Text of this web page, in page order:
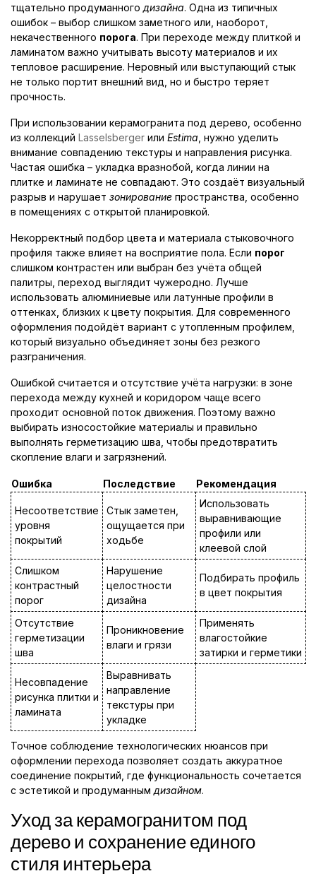
тщательно продуманного дизайна. Одна из типичных
ошибок – выбор слишком заметного или, наоборот,
некачественного порога. При переходе между плиткой и
ламинатом важно учитывать высоту материалов и их
тепловое расширение. Неровный или выступающий стык
не только портит внешний вид, но и быстро теряет
прочность.
При использовании керамогранита под дерево, особенно
из коллекций Lasselsberger или Estima , нужно уделить
внимание совпадению текстуры и направления рисунка.
Частая ошибка – укладка вразнобой, когда линии на
плитке и ламинате не совпадают. Это создаёт визуальный
разрыв и нарушает зонирование пространства, особенно
в помещениях с открытой планировкой.
Некорректный подбор цвета и материала стыковочного
профиля также влияет на восприятие пола. Если порог
слишком контрастен или выбран без учёта общей
палитры, переход выглядит чужеродно. Лучше
использовать алюминиевые или латунные профили в
оттенках, близких к цвету покрытия. Для современного
оформления подойдёт вариант с утопленным профилем,
который визуально объединяет зоны без резкого
разграничения.
Ошибкой считается и отсутствие учёта нагрузки: в зоне
перехода между кухней и коридором чаще всего
проходит основной поток движения. Поэтому важно
выбирать износостойкие материалы и правильно
выполнять герметизацию шва, чтобы предотвратить
скопление влаги и загрязнений.
Ошибка Последствие Рекомендация
Несоответствие
уровня
покрытий
Стык заметен,
ощущается при
ходьбе
Использовать
выравнивающие
профили или
клеевой слой
Слишком
контрастный
порог
Нарушение
целостности
дизайна
Подбирать профиль
в цвет покрытия
Отсутствие
герметизации
шва
Проникновение
влаги и грязи
Применять
влагостойкие
затирки и герметики
Несовпадение
рисунка плитки и
ламината
Выравнивать
направление
текстуры при
укладке
Точное соблюдение технологических нюансов при
оформлении перехода позволяет создать аккуратное
соединение покрытий, где функциональность сочетается
с эстетикой и продуманным дизайном.
Уход за керамогранитом под
дерево и сохранение единого
стиля интерьера